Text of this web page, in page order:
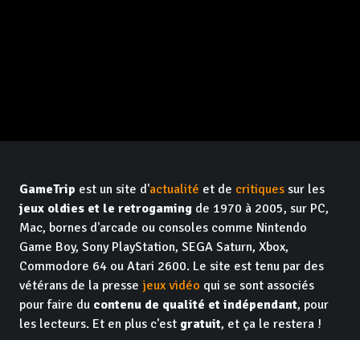
GameTrip est un site d'actualité et de critiques sur les
jeux oldies et le retrogaming de 1970 à 2005, sur PC,
Mac, bornes d'arcade ou consoles comme Nintendo
Game Boy, Sony PlayStation, SEGA Saturn, Xbox,
Commodore 64 ou Atari 2600. Le site est tenu par des
vétérans de la presse jeux vidéo qui se sont associés
pour faire du contenu de qualité et indépendant, pour
les lecteurs. Et en plus c'est gratuit, et ça le restera !